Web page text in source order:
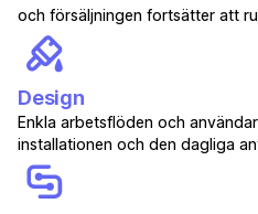
och försäljningen fortsätter att
Design
Enkla arbetsflöden och
installationen och den dagliga